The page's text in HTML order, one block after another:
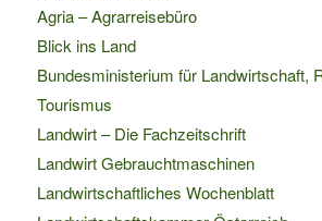
Agria – Agrarreisebüro
Blick ins Land
Bundesministerium für Landwirtschaft,
Tourismus
Landwirt – Die Fachzeitschrift
Landwirt Gebrauchtmaschinen
Landwirtschaftliches Wochenblatt